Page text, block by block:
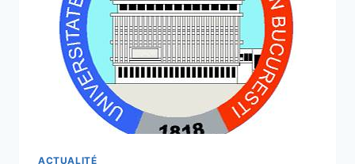
(ISSOPVS
2018)
ACTUALITÉ